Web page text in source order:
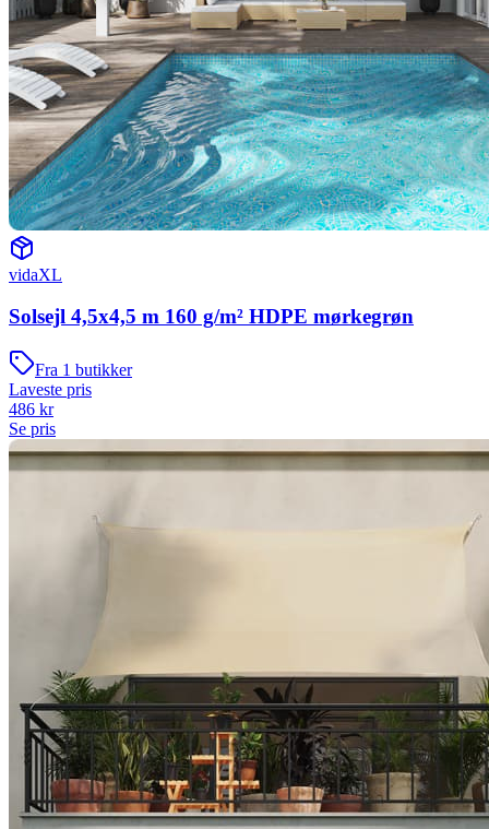
vidaXL
Solsejl 4,5x4,5 m 160 g/m² HDPE mørkegrøn
Fra 1 butikker
Laveste pris
486 kr
Se pris